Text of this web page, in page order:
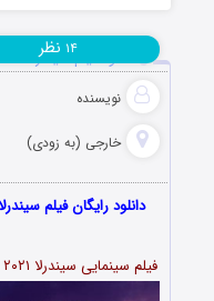
دانلود فیلم سیندرلا Cinderella 2021
نویسنده
خارجی (به زودی)
۱۴ نظر
فیلم سینمایی سیندرلا ۲۰۲۱